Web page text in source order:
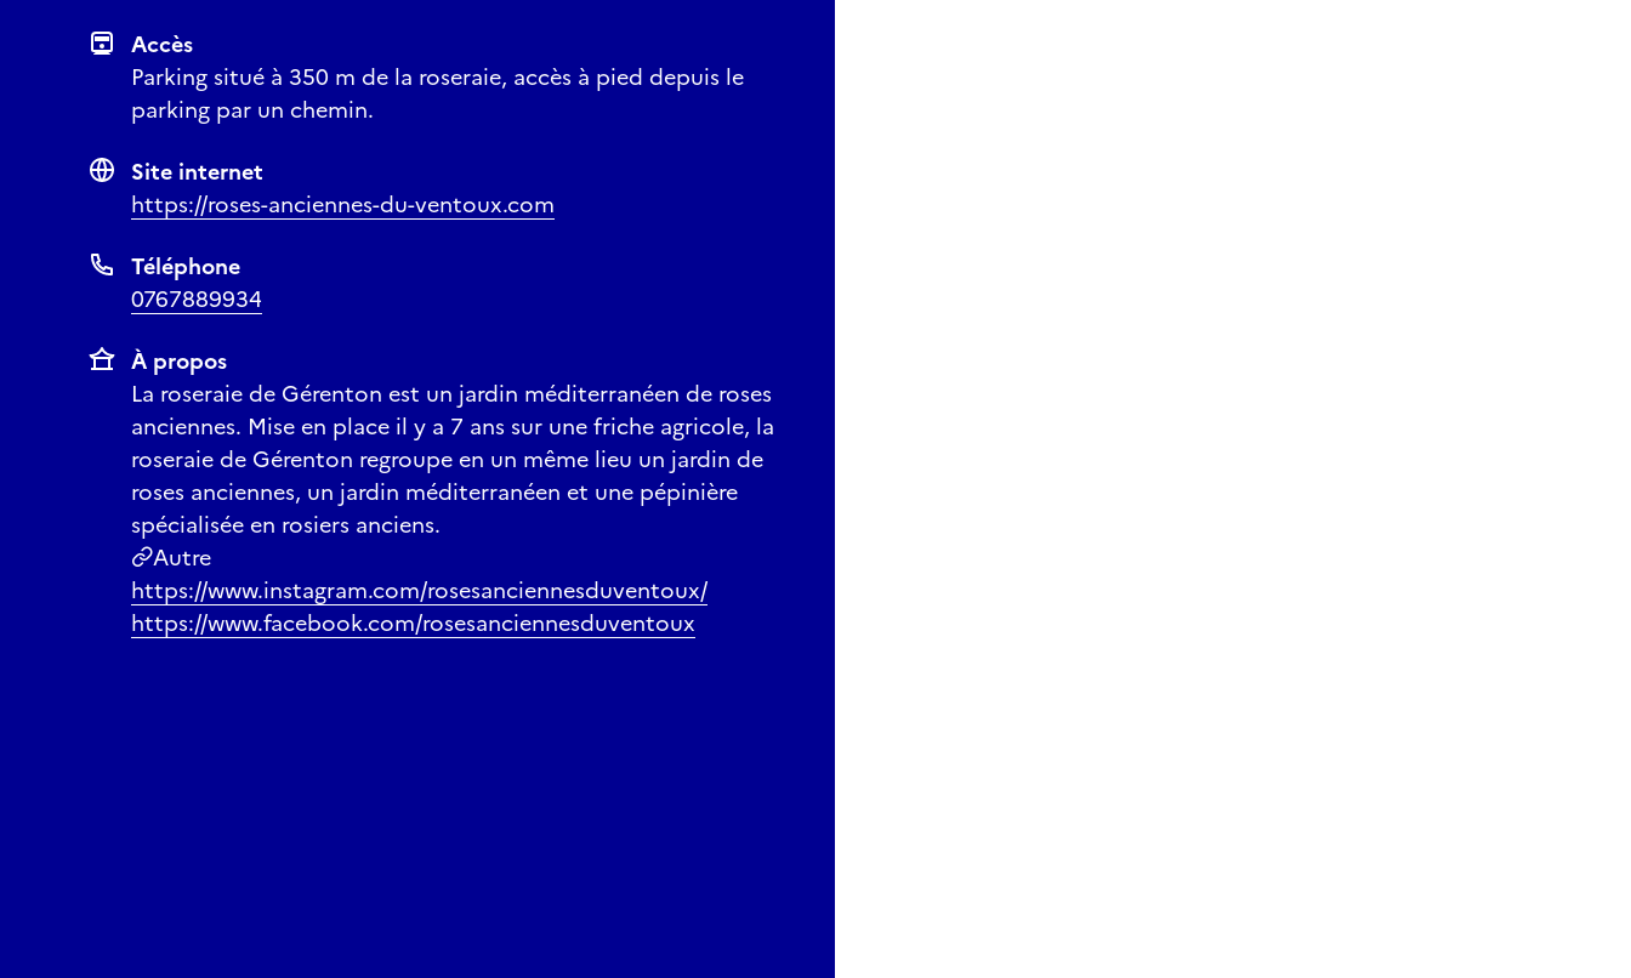
Accès
Parking situé à 350 m de la roseraie, accès à pied depuis le
parking par un chemin.
Site internet
https://roses-anciennes-du-ventoux.com
Téléphone
0767889934
À propos
La roseraie de Gérenton est un jardin méditerranéen de roses
anciennes. Mise en place il y a 7 ans sur une friche agricole, la
roseraie de Gérenton regroupe en un même lieu un jardin de
roses anciennes, un jardin méditerranéen et une pépinière
spécialisée en rosiers anciens.
Autre
https://www.instagram.com/rosesanciennesduventoux/
https://www.facebook.com/rosesanciennesduventoux